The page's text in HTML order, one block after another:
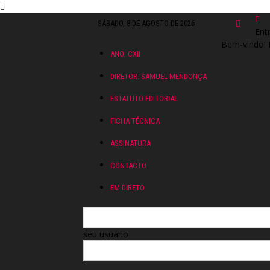
SÁBADO, 8 DE AGOSTO DE 2026
ANO: CXII
DIRETOR: SAMUEL MENDONÇA
ESTATUTO EDITORIAL
FICHA TÉCNICA
ASSINATURA
CONTACTO
EM DIRETO
Bem-vindo!
seu usuário